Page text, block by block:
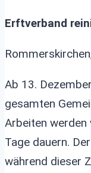
Erftverband
Ab 13.
gesamten
Arbeiten
Tage dauern.
während dieser